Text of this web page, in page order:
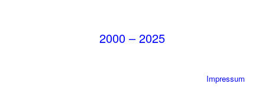
2000 – 2025
Impressum